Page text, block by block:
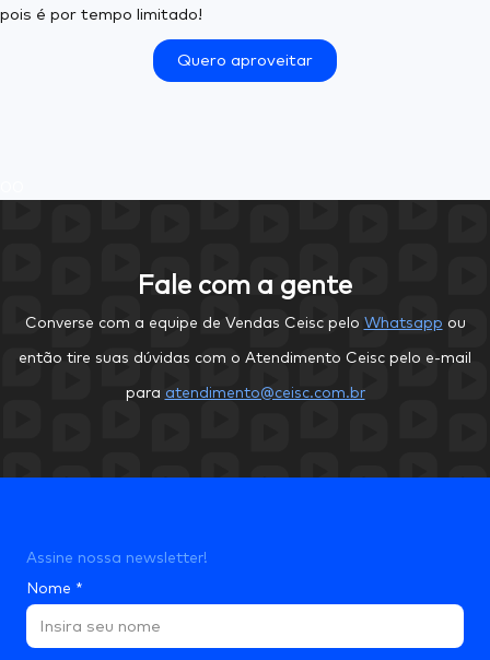
pois é por tempo limitado!
Quero aproveitar
Fale com a gente
Converse com a equipe de Vendas Ceisc pelo Whatsapp ou
então tire suas dúvidas com o Atendimento Ceisc pelo e-mail
para atendimento@ceisc.com.br
Assine nossa newsletter!
Nome *